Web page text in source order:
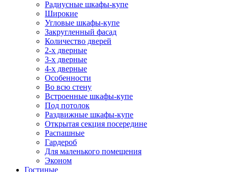
Радиусные шкафы-купе
Широкие
Угловые шкафы-купе
Закругленный фасад
Количество дверей
2-х дверные
3-х дверные
4-х дверные
Особенности
Во всю стену
Встроенные шкафы-купе
Под потолок
Раздвижные шкафы-купе
Открытая секция посередине
Распашные
Гардероб
Для маленького помещения
Эконом
Гостиные